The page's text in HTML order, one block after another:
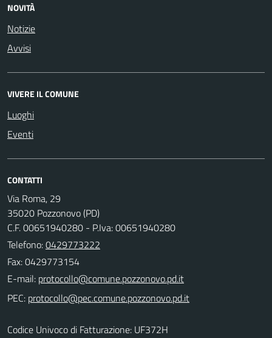
NOVITÀ
Notizie
Avvisi
VIVERE IL COMUNE
Luoghi
Eventi
CONTATTI
Via Roma, 29
35020 Pozzonovo (PD)
C.F. 00651940280 - P.Iva: 00651940280
Telefono:0429773222
Fax: 0429773154
E-mail:
PEC:
Codice Univoco di Fatturazione: UF372H